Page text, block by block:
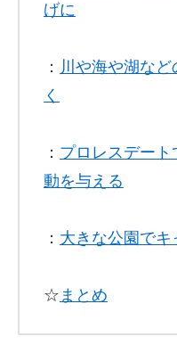
げに
： 川や海や湖な
く
： プロレスデー
動を与える
： 大きな公園で
☆ まとめ